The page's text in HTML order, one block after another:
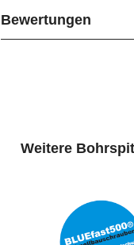
Bewertungen
Produktgalerie
Weitere